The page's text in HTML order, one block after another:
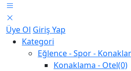
Üye Ol Giriş Yap
Kategori
Eğlence - Spor -
Konaklama - Otel(0)